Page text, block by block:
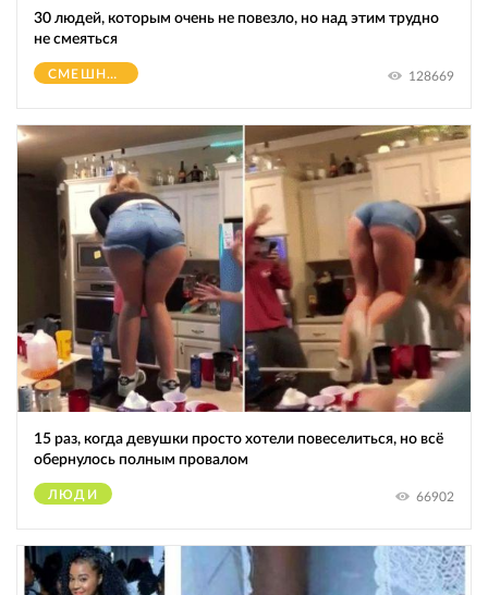
30 людей, которым очень не повезло, но над этим трудно
не смеяться
СМЕШНОЕ 128669
15 раз, когда девушки просто хотели повеселиться, но всё
обернулось полным провалом
ЛЮДИ 66902